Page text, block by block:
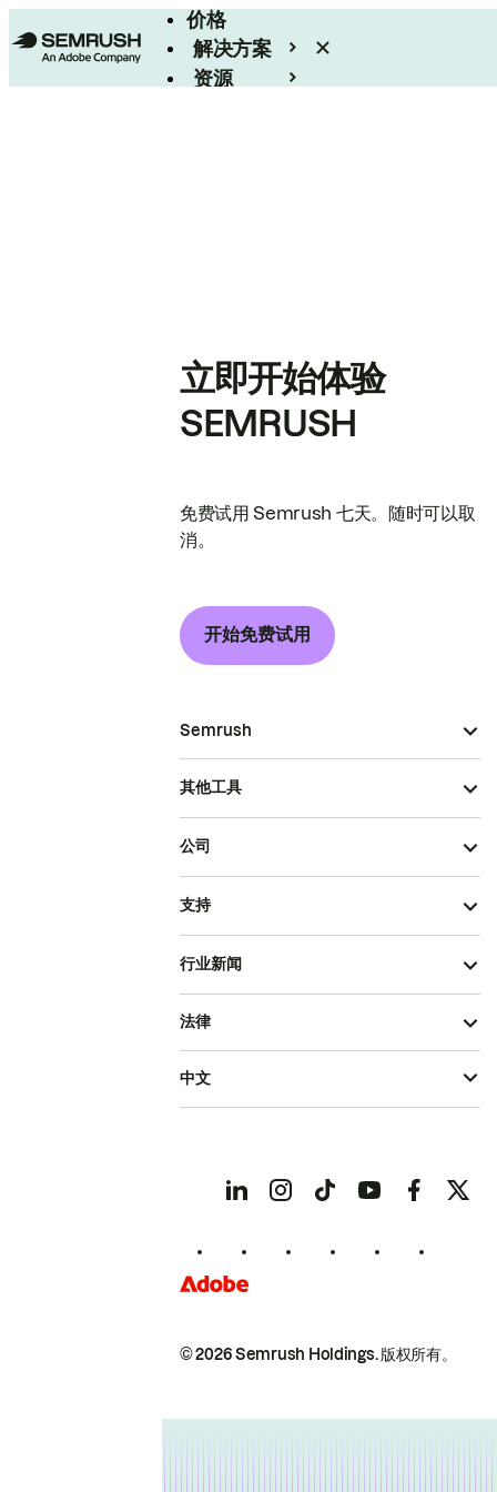
价格
解决方案
资源
立即开始体验
SEMRUSH
免费试用 Semrush 七天。随时可以取
消。
开始免费试用
Semrush
其他工具
公司
支持
行业新闻
© 2026 Semrush Holdings.版权所有。
法律
中文